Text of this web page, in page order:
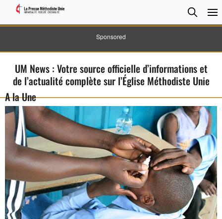
Sponsored
Search
UM News : Votre source officielle d’informations et
de l’actualité complète sur l’Église Méthodiste Unie
A la Une